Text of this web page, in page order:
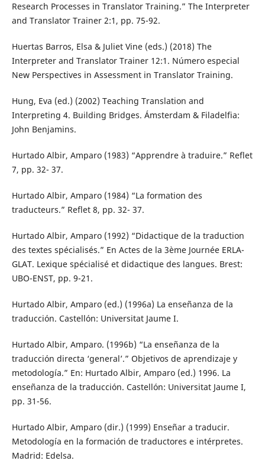
Research Processes in Translator Training.” The Interpreter
and Translator Trainer 2:1, pp. 75-92.
Huertas Barros, Elsa & Juliet Vine (eds.) (2018) The
Interpreter and Translator Trainer 12:1. Número especial
New Perspectives in Assessment in Translator Training.
Hung, Eva (ed.) (2002) Teaching Translation and
Interpreting 4. Building Bridges. Ámsterdam & Filadelfia:
John Benjamins.
Hurtado Albir, Amparo (1983) “Apprendre à traduire.” Reflet
7, pp. 32- 37.
Hurtado Albir, Amparo (1984) “La formation des
traducteurs.” Reflet 8, pp. 32- 37.
Hurtado Albir, Amparo (1992) “Didactique de la traduction
des textes spécialisés.” En Actes de la 3ème Journée ERLA-
GLAT. Lexique spécialisé et didactique des langues. Brest:
UBO-ENST, pp. 9-21.
Hurtado Albir, Amparo (ed.) (1996a) La enseñanza de la
traducción. Castellón: Universitat Jaume I.
Hurtado Albir, Amparo. (1996b) “La enseñanza de la
traducción directa ‘general’.” Objetivos de aprendizaje y
metodología.” En: Hurtado Albir, Amparo (ed.) 1996. La
enseñanza de la traducción. Castellón: Universitat Jaume I,
pp. 31-56.
Hurtado Albir, Amparo (dir.) (1999) Enseñar a traducir.
Metodología en la formación de traductores e intérpretes.
Madrid: Edelsa.